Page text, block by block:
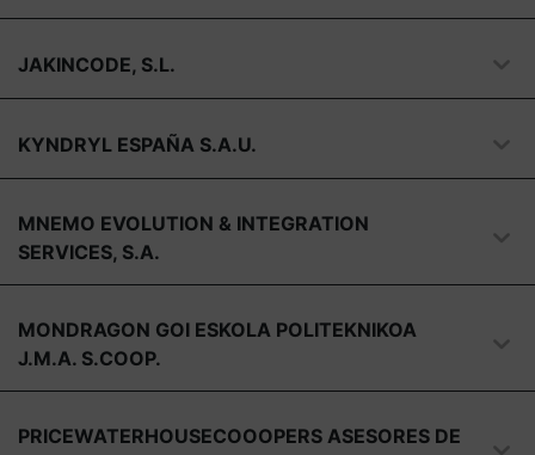
JAKINCODE, S.L.
KYNDRYL ESPAÑA S.A.U.
MNEMO EVOLUTION & INTEGRATION
SERVICES, S.A.
MONDRAGON GOI ESKOLA POLITEKNIKOA
J.M.A. S.COOP.
PRICEWATERHOUSECOOOPERS ASESORES DE